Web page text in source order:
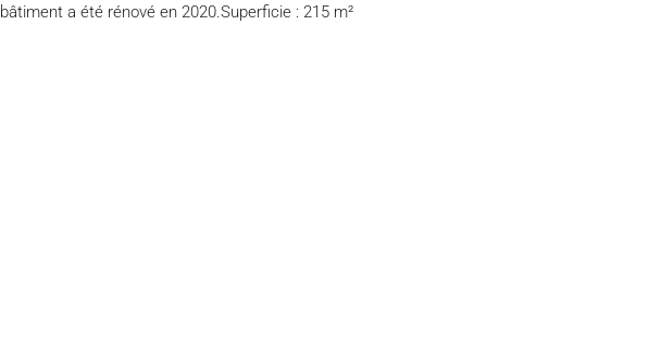
a été rénové en 2020.Superficie : 215 m²